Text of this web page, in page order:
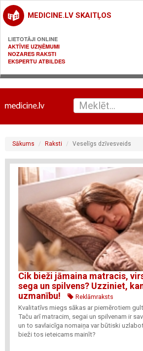
MEDICINE.LV SKAITĻOS
LIETOTĀJI ONLINE
AKTĪVIE UZŅĒMUMI
NOZARES RAKSTI
EKSPERTU ATBILDES
Sākums Raksti Veselīgs dzīvesveids
Cik bieži jāmaina matracis,
sega un spilvens? Uzziniet,
uzmanību!
Reklāmraksts
Kvalitatīvs miegs sākas ar piemērotiem
Taču arī matracim, segai un spilvenam ir
un to savlaicīga nomaiņa var būtiski
bieži tos ieteicams mainīt?